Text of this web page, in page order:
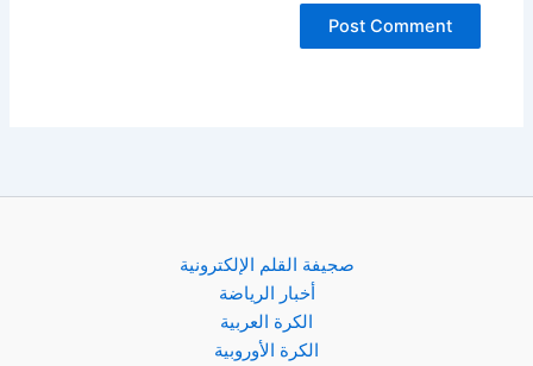
صجيفة القلم الإلكترونية
أخبار الرياضة
الكرة العربية
الكرة الأوروبية